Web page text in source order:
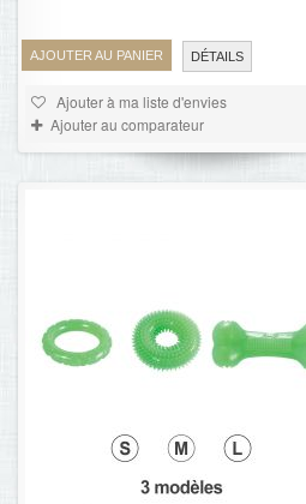
AJOUTER AU PANIER DÉTAILS
Ajouter à ma liste d'envies
Ajouter au comparateur